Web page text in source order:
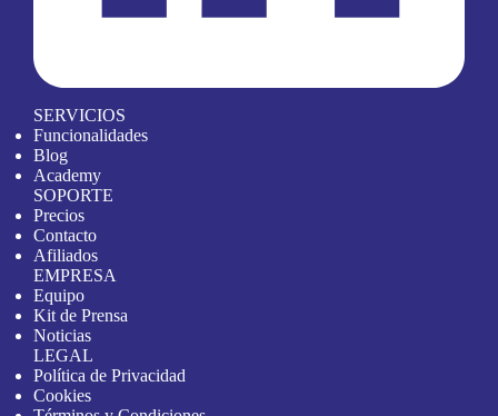
SERVICIOS
Funcionalidades
Blog
Academy
SOPORTE
Precios
Contacto
Afiliados
EMPRESA
Equipo
Kit de Prensa
Noticias
LEGAL
Política de Privacidad
Cookies